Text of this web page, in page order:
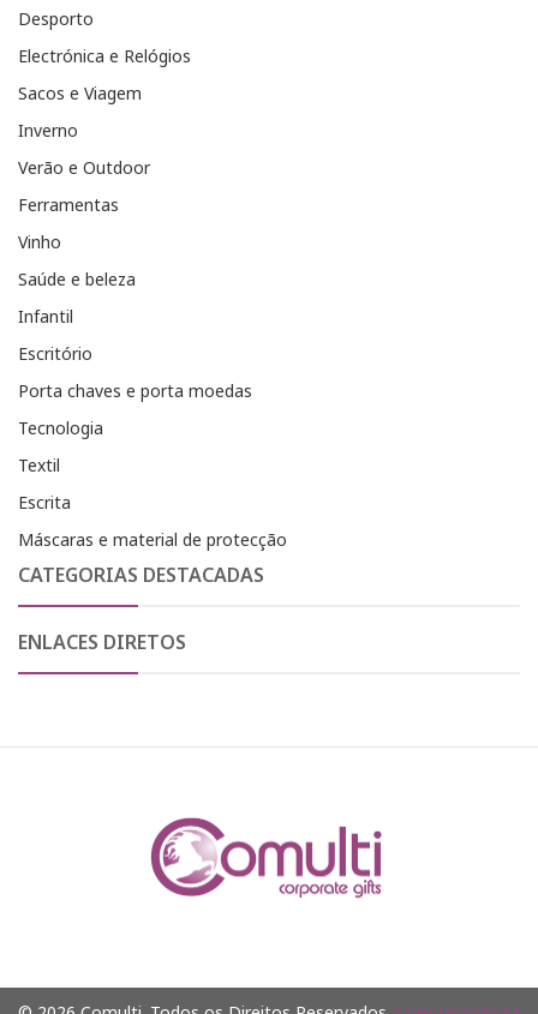
Desporto
Electrónica e Relógios
Sacos e Viagem
Inverno
Verão e Outdoor
Ferramentas
Vinho
Saúde e beleza
Infantil
Escritório
Porta chaves e porta moedas
Tecnologia
Textil
Escrita
Máscaras e material de protecção
CATEGORIAS DESTACADAS
ENLACES DIRETOS